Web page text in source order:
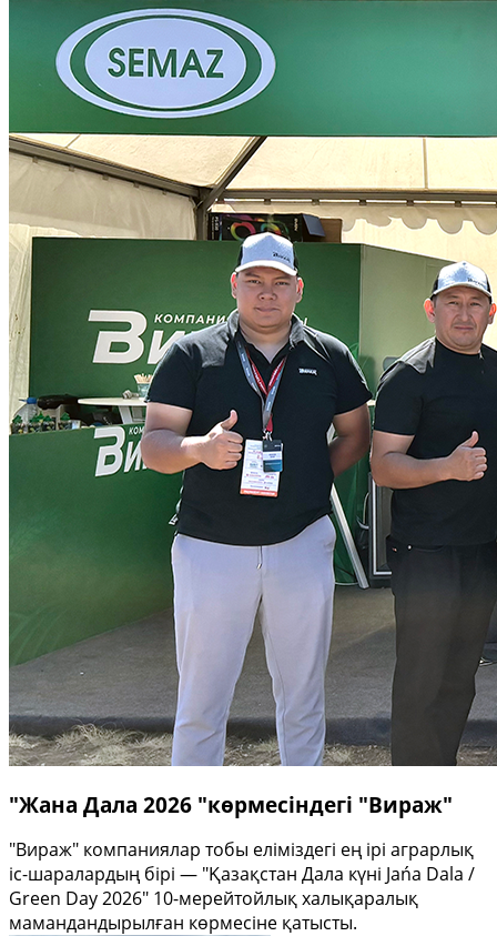
"Жана Дала 2026 "көрмесіндегі "Вираж"
"Вираж" компаниялар тобы еліміздегі ең ірі аграрлық
іс-шаралардың бірі — "Қазақстан Дала күні Jańa Dala /
Green Day 2026" 10-мерейтойлық халықаралық
мамандандырылған көрмесіне қатысты.